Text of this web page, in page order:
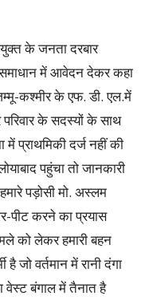
के जनता दरबार
में आवेदन देकर कहा
कश्मीर के एफ. डी. एल.में
के सदस्यों के साथ
में प्राथमिकी दर्ज नहीं की
पहुंचा तो जानकारी
पड़ोसी मो. अस्लम
पीट करने का प्रयास
को लेकर हमारी बहन
जो वर्तमान में रानी दंगा
वेस्ट बंगाल में तैनात है